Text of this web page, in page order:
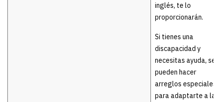
inglés, te lo
proporcionarán.
Si tienes una
discapacidad y
necesitas ayuda, se
pueden hacer
arreglos especiales
para adaptarte a la